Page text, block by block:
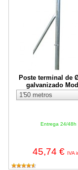
Poste terminal de
galvanizado
Entrega 24/48h
45,74 € IVA